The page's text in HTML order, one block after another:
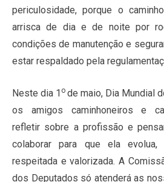
periculosidade, porque o
arrisca de dia e de noite por
condições de manutenção e
estar respaldado pela
Neste dia 1 o de maio, Dia Mundial
os amigos caminhoneiros e
refletir sobre a profissão e
colaborar para que ela
respeitada e valorizada. A
dos Deputados só atenderá as